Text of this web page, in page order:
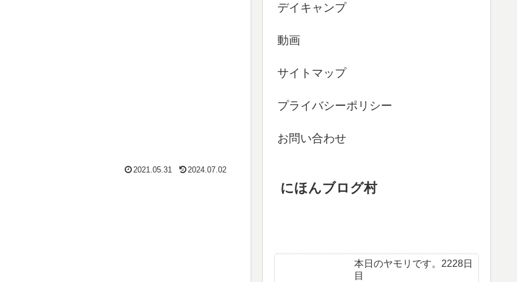
2021.05.31 2024.07.02
デイキャンプ
動画
サイトマップ
プライバシーポリシー
お問い合わせ
にほんブログ村
本日のヤモリです。2228日
目